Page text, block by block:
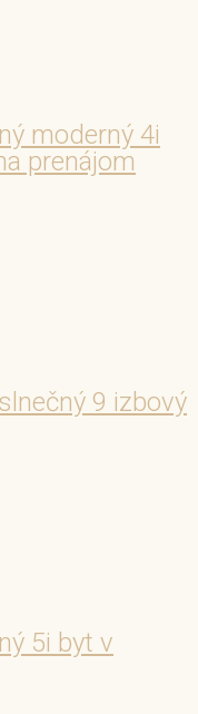
moderný 4i
prenájom
9 izbový
5i byt v